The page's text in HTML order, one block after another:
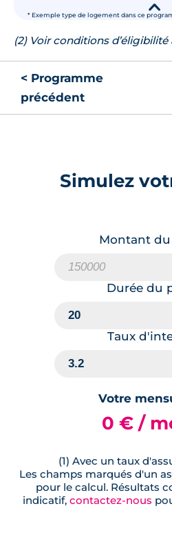
* Exemple type de logement dans ce
▾
(2) Voir conditions
< Programme
précédent
Simulez
Montant du
Durée du
Taux
Votre
0 € /
(1) Avec un taux
Les champs marqués d'un
pour le calcul. Résultats
indicatif, contactez-nous